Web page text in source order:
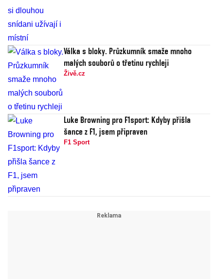
Válka s bloky. Průzkumník smaže mnoho
malých souborů o třetinu rychleji
Živě.cz
Luke Browning pro F1sport: Kdyby přišla
šance z F1, jsem připraven
F1 Sport